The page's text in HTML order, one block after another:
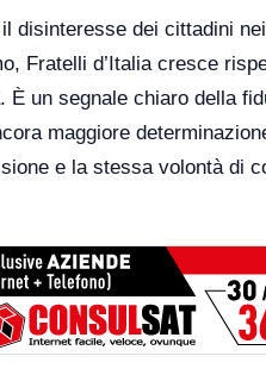
disinteresse dei cittadini
Fratelli d’Italia cresce
un segnale chiaro della
maggiore
e la stessa volontà di